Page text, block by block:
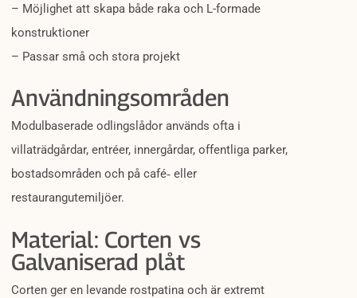
– Möjlighet att skapa både raka och L-formade
konstruktioner
– Passar små och stora projekt
Användningsområden
Modulbaserade odlingslådor används ofta i
villaträdgårdar, entréer, innergårdar, offentliga parker,
bostadsområden och på café‑ eller
restaurangutemiljöer.
Material: Corten vs
Galvaniserad plåt
Corten ger en levande rostpatina och är extremt